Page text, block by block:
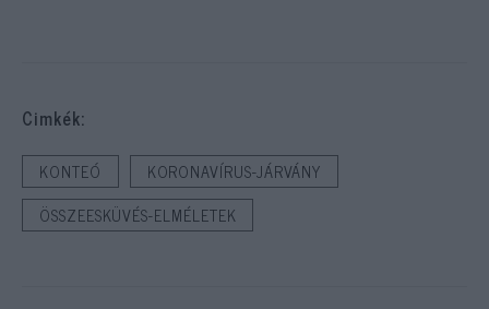
Cimkék:
KONTEÓ
KORONAVÍRUS-JÁRVÁNY
ÖSSZEESKÜVÉS-ELMÉLETEK